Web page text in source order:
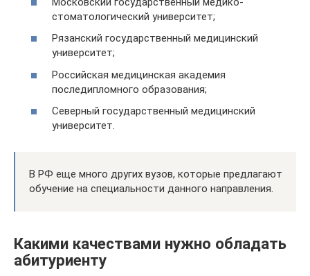
стоматологический университет;
Рязанский государственный медицинский
университет;
Российская медицинская академия
последипломного образования;
Северный государственный медицинский
университет.
В РФ еще много других вузов, которые предлагают
обучение на специальности данного направления.
Какими качествами нужно обладать
абитуриенту